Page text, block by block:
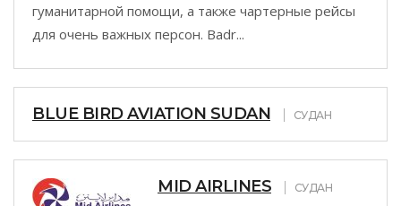
гуманитарной помощи, а также чартерные рейсы
для очень важных персон. Badr...
BLUE BIRD AVIATION SUDAN СУДАН
MID AIRLINES СУДАН